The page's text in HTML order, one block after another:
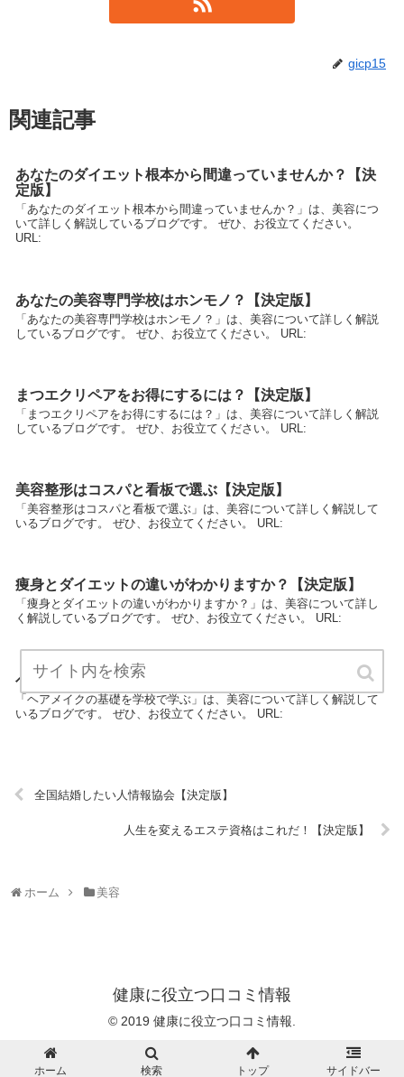
gicp15
関連記事
あなたのダイエット根本から間違っていませんか？【決
定版】
「あなたのダイエット根本から間違っていませんか？」は、美容につ
いて詳しく解説しているブログです。 ぜひ、お役立てください。
URL:
あなたの美容専門学校はホンモノ？【決定版】
「あなたの美容専門学校はホンモノ？」は、美容について詳しく解説
しているブログです。 ぜひ、お役立てください。 URL:
まつエクリペアをお得にするには？【決定版】
「まつエクリペアをお得にするには？」は、美容について詳しく解説
しているブログです。 ぜひ、お役立てください。 URL:
美容整形はコスパと看板で選ぶ【決定版】
「美容整形はコスパと看板で選ぶ」は、美容について詳しく解説して
いるブログです。 ぜひ、お役立てください。 URL:
痩身とダイエットの違いがわかりますか？【決定版】
「痩身とダイエットの違いがわかりますか？」は、美容について詳し
く解説しているブログです。 ぜひ、お役立てください。 URL:
ヘアメイクの基礎を学校で学ぶ【決定版】
「ヘアメイクの基礎を学校で学ぶ」は、美容について詳しく解説して
いるブログです。 ぜひ、お役立てください。 URL:
全国結婚したい人情報協会【決定版】
人生を変えるエステ資格はこれだ！【決定版】
ホーム 美容
健康に役立つ口コミ情報
© 2019 健康に役立つ口コミ情報.
ホーム 検索 トップ サイドバー